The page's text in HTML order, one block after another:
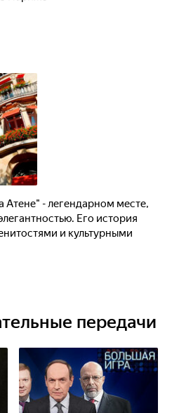
Атене" - легендарном месте,
Его история
и культурными
передачи